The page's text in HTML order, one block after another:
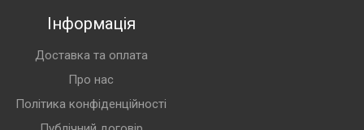
Інформація
Доставка та оплата
Про нас
Політика конфіденційності